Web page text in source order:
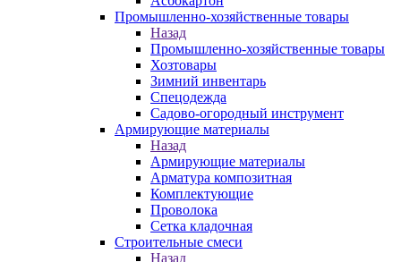
Промышленно-хозяйственные товары
Назад
Промышленно-хозяйственные товары
Хозтовары
Зимний инвентарь
Спецодежда
Садово-огородный инструмент
Армирующие материалы
Назад
Армирующие материалы
Арматура композитная
Комплектующие
Проволока
Сетка кладочная
Строительные смеси
Назад